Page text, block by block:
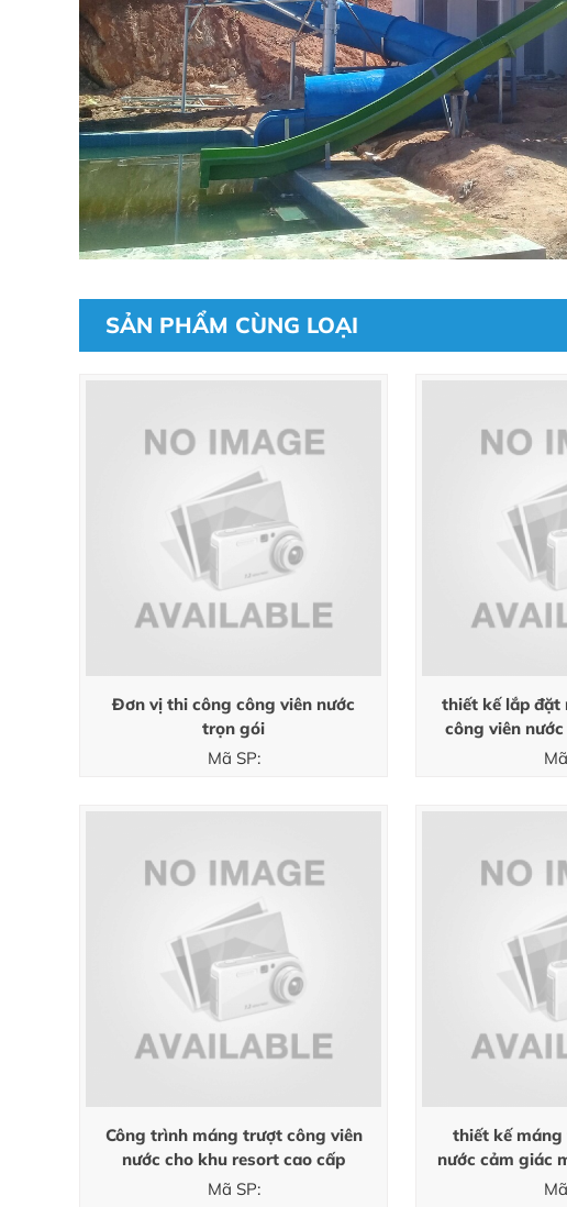
SẢN PHẨM CÙNG LOẠI
Đơn vị thi công công viên nước
trọn gói
Mã SP:
thiết kế lắp đặt
công viên
Công trình máng trượt công viên
nước cho khu resort cao cấp
Mã SP:
thiết kế
nước cảm giác
Resort